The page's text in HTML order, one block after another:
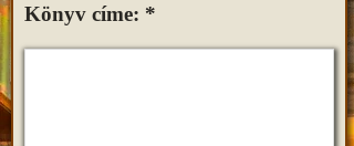
Könyv címe: *